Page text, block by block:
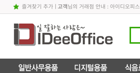
즐겨찾기 추가| 고객님의 거래점 안내 : 아이디오피스